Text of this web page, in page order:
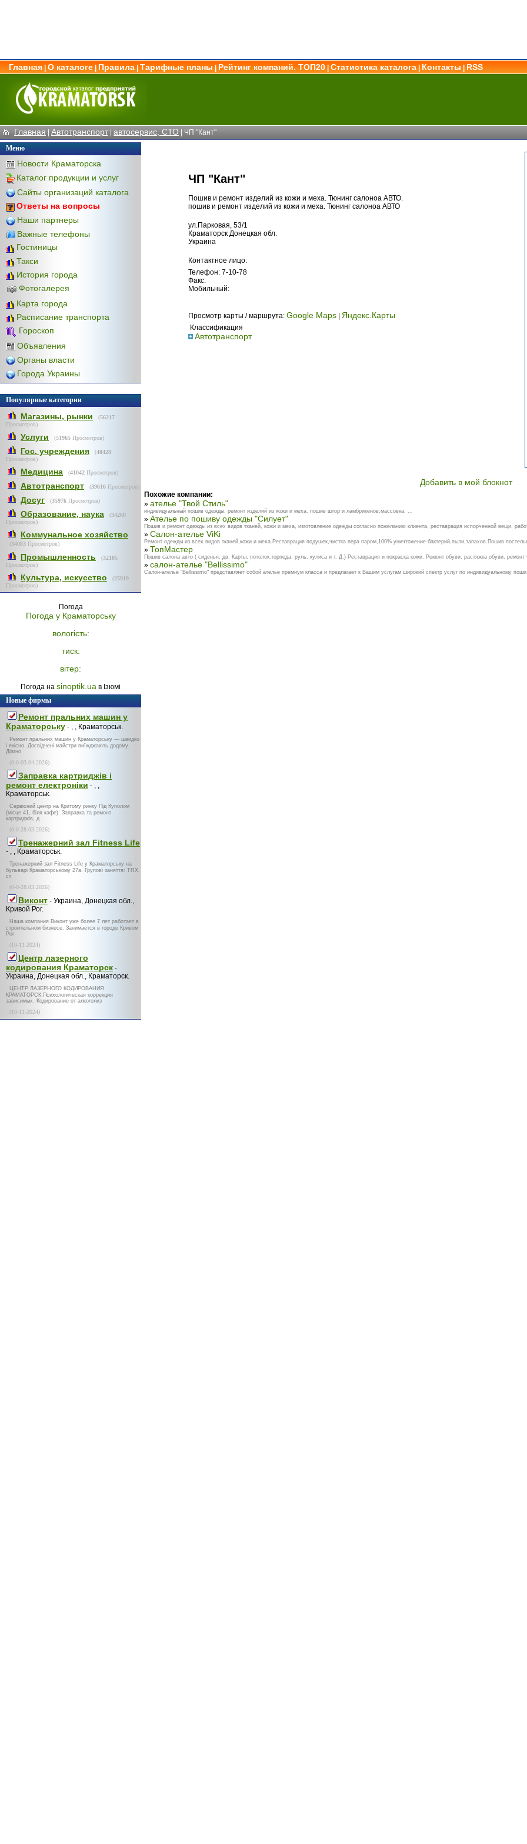
Главная О каталоге Правила Тарифные планы Рейтинг компаний. ТОП20 Статистика каталога Контакты
RSS
Главная | Автотранспорт| автосервис, СТО | ЧП "Кант"
Меню
Новости Краматорска
Каталог продукции и услуг
Сайты организаций каталога
Ответы на вопросы
Наши партнеры
Важные телефоны
Гостиницы
Такси
История города
Фотогалерея
Карта города
Расписание транспорта
Гороскоп
Объявления
Органы власти
Города Украины
Популярные категории
Магазины, рынки (56217
Просмотров)
Услуги (51965 Просмотров)
Гос. учреждения (48428
Просмотров)
Медицина (41042 Просмотров)
Автотранспорт (39616 Просмотров)
Досуг (35976 Просмотров)
Образование, наука (34260
Просмотров)
Коммунальное хозяйство
(34083 Просмотров)
Промышленность (32105
Просмотров)
Культура, искусство (25919
Просмотров)
Погода
Погода у Краматорську
вологість:
тиск:
вітер:
Погода на sinoptik.ua в Ізюмі
Новые фирмы
Ремонт пральних машин у
Краматорську - , , Краматорськ.
Ремонт пральних машин у Краматорську — швидко
і якісно. Досвідчені майстри виїжджають додому.
Діагно
(0-0-03.04.2026)
Заправка картриджів і
ремонт електроніки - , ,
Краматорськ.
Сервісний центр на Критому ринку Під Куполом
(місце 41, біля кафе). Заправка та ремонт
картриджів, д
(0-0-28.03.2026)
Тренажерний зал Fitness Life
- , , Краматорськ.
Тренажерний зал Fitness Life у Краматорську на
бульварі Краматорському 27а. Групові заняття: TRX,
ст
(0-0-28.03.2026)
Виконт - Украина, Донецкая обл.,
Кривой Рог.
Наша компания Виконт уже более 7 лет работает в
строительном бизнесе. Занимается в городе Кривом
Рог
(10-11-2024)
Центр лазерного
кодирования Краматорск -
Украина, Донецкая обл., Краматорск.
ЦЕНТР ЛАЗЕРНОГО КОДИРОВАНИЯ
КРАМАТОРСК.Психологическая коррекция
зависимых. Кодирование от алкоголиз
(10-11-2024)
ЧП "Кант"
Пошив и ремонт изделий из кожи и меха. Тюнинг салоноа АВТО.
пошив и ремонт изделий из кожи и меха. Тюнинг салоноа АВТО
ул.Парковая, 53/1
Краматорск Донецкая обл.
Украина
Контактное лицо:
Телефон: 7-10-78
Факс:
Мобильный:
Просмотр карты / маршрута: Google Maps | Яндекс.Карты
Классификация
Автотранспорт
Добавить в мой блокнот
Похожие компании:
» ателье "Твой Стиль"
индивидуальный пошив одежды, ремонт изделий из кожи и меха, пошив штор и ламбрикенов,массовка. ...
» Ателье по пошиву одежды "Силует"
Пошив и ремонт одежды из всех видов тканей, кожи и меха, изготовление одежды согласно пожеланию клиента, реставрация испорченной вещи,
» Салон-ателье ViKi
Ремонт одежды из всех видов тканей,кожи и меха.Реставрация подушек,чистка пера паром,100% уничтожение бактерий,пыли,запахов.Пошив
» ТопМастер
Пошив салона авто ( сиденья, дв. Карты, потолок,торпеда, руль, кулиса и т. Д.) Реставрация и покраска кожи. Ремонт обуви, растяжка обуви, ремонт
» салон-ателье "Bellissimo"
Салон-ателье "Bellissimo" представляет собой ателье премиум класса и предлагает к Вашим услугам широкий спектр услуг по индивидуальному